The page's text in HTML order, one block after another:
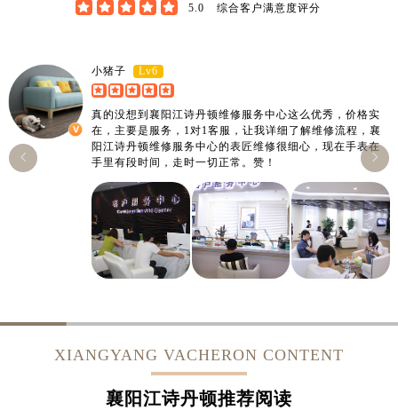
     5.0 综合客户满意度评分
小猪子 Lv6
真的没想到襄阳江诗丹顿维修服务中心这么优秀，价格实
在，主要是服务，1对1客服，让我详细了解维修流程，襄
阳江诗丹顿维修服务中心的表匠维修很细心，现在手表在
手里有段时间，走时一切正常。赞！


XIANGYANG VACHERON CONTENT
襄阳江诗丹顿推荐阅读